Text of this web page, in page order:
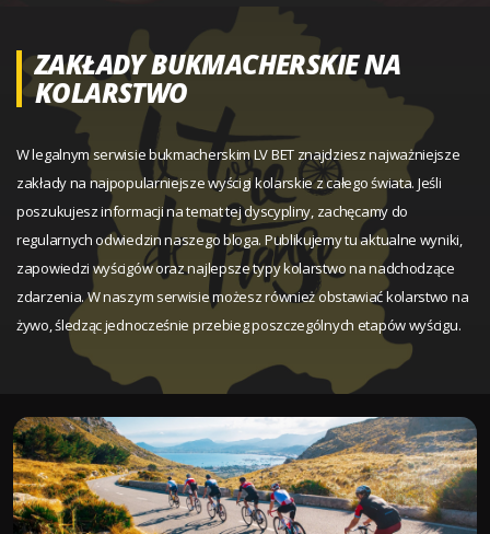
ZAKŁADY BUKMACHERSKIE NA
KOLARSTWO
W legalnym serwisie bukmacherskim LV BET znajdziesz najważniejsze
zakłady na najpopularniejsze wyścigi kolarskie z całego świata. Jeśli
poszukujesz informacji na temat tej dyscypliny, zachęcamy do
regularnych odwiedzin naszego bloga. Publikujemy tu aktualne wyniki,
zapowiedzi wyścigów oraz najlepsze typy kolarstwo na nadchodzące
zdarzenia. W naszym serwisie możesz również obstawiać kolarstwo na
żywo, śledząc jednocześnie przebieg poszczególnych etapów wyścigu.